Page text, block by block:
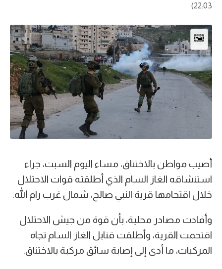
22:03)
🖼️
أصيب مواطن بالاختناق، مساء اليوم السبت، جراء
استنشاقه الغاز السام الذي أطلقته قوات الاحتلال
خلال اقتحامها قرية النبي صالح، شمال غرب رام الله.
وأفادت مصادر محلية، بأن قوة من جيش الاحتلال
اقتحمت القرية، وأطلقت قنابل الغاز السام تجاه
المركبات، ما أدى إلى إصابة سائق مركبة بالاختناق.